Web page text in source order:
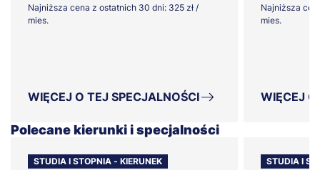
Najniższa cena z ostatnich 30 dni: 325 zł /
mies.
WIĘCEJ O TEJ SPECJALNOŚCI
Najniższa
mies.
WIĘCEJ
Polecane kierunki i specjalności
STUDIA I STOPNIA - KIERUNEK STUDIA I